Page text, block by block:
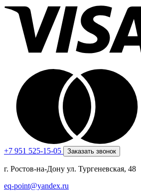
+7 951 525-15-05 Заказать звонок
г. Ростов-на-Дону ул. Тургеневская, 48
eq-point@yandex.ru